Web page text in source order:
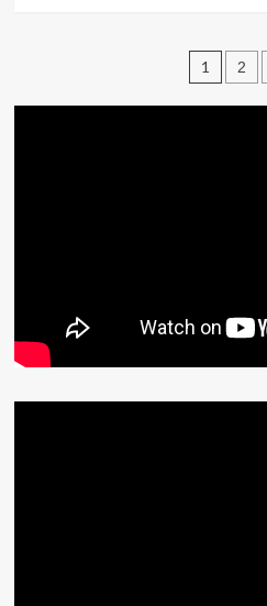
文
章
1 2